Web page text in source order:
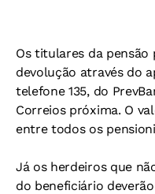
Os titulares da
devolução através do
telefone 135, do
Correios próxima. O
entre todos os
Já os herdeiros que
do beneficiário